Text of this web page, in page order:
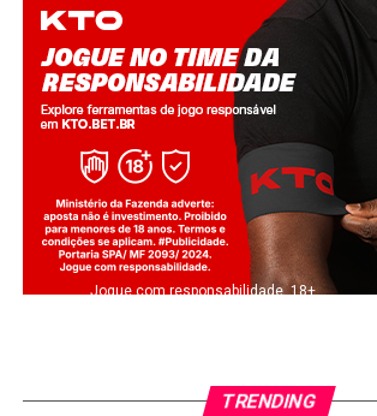
Jogue com responsabilidade. 18+
TRENDING